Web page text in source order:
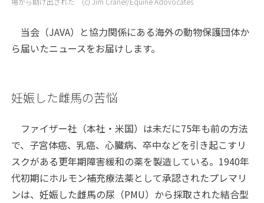
当会（JAVA）と協力関係にある海外の動物保護団体か
ら届いたニュースをお届けします。
妊娠した雌馬の苦悩
ファイザー社（本社・米国）は未だに75年も前の方法
で、子宮体癌、乳癌、心臓病、卒中などを引き起こすリ
スクがある更年期障害緩和の薬を製造している。1940年
代初期にホルモン補充療法薬として承認されたプレマリ
ンは、妊娠した雌馬の尿（PMU）から採取された結合型